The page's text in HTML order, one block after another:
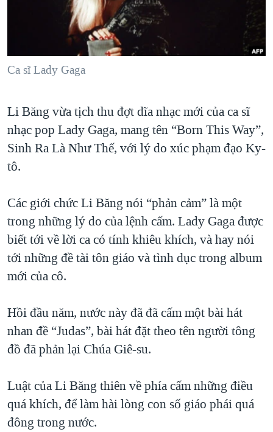
NGƯỜI VIỆT HẢI NGOẠI
KINH TẾ
KHOA HỌC
THỂ THAO
HÀNH TRÌNH BẦU CỬ 2024
MỘT NĂM CHIẾN TRANH TẠI DẢI GAZA
GIẢI MÃ VÀNH ĐAI & CON ĐƯỜNG
TRỊNH VĨNH BÌNH - NGƯỜI HẠ 'BÊN THẮNG CUỘC'
GROUND ZERO – XƯA VÀ NAY
CHI PHÍ CHIẾN TRANH AFGHANISTAN
THƯỢNG ĐỈNH TRUMP-KIM TẠI VIỆT NAM
TRỊNH VĨNH BÌNH VS. CHÍNH PHỦ VIỆT NAM
NGƯ DÂN VIỆT VÀ LÀN SÓNG TRỘM HẢI SÂM
BÊN KIA QUỐC LỘ: TIẾNG VỌNG TỪ NÔNG THÔN MỸ
MẠNG XÃ HỘI
Ngôn ngữ khác
Ca sĩ Lady Gaga
Li Băng vừa tịch thu đợt dĩa nhạc mới của ca sĩ
nhạc pop Lady Gaga, mang tên “Born This Way”,
Sinh Ra Là Như Thế, với lý do xúc phạm đạo Ky-
tô.
Các giới chức Li Băng nói “phản cảm” là một
trong những lý do của lệnh cấm. Lady Gaga được
biết tới về lời ca có tính khiêu khích, và hay nói
tới những đề tài tôn giáo và tình dục trong album
mới của cô.
Hồi đầu năm, nước này đã đã cấm một bài hát
nhan đề “Judas”, bài hát đặt theo tên người tông
đồ đã phản lại Chúa Giê-su.
Luật của Li Băng thiên về phía cấm những điều
quá khích, để làm hài lòng con số giáo phái quá
đông trong nước.